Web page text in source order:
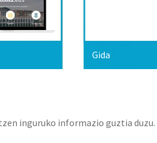
Gida
inguruko informazio guztia duzu.